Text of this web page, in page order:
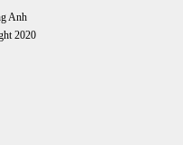
Anh
2020